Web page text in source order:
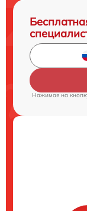
Нажимая на